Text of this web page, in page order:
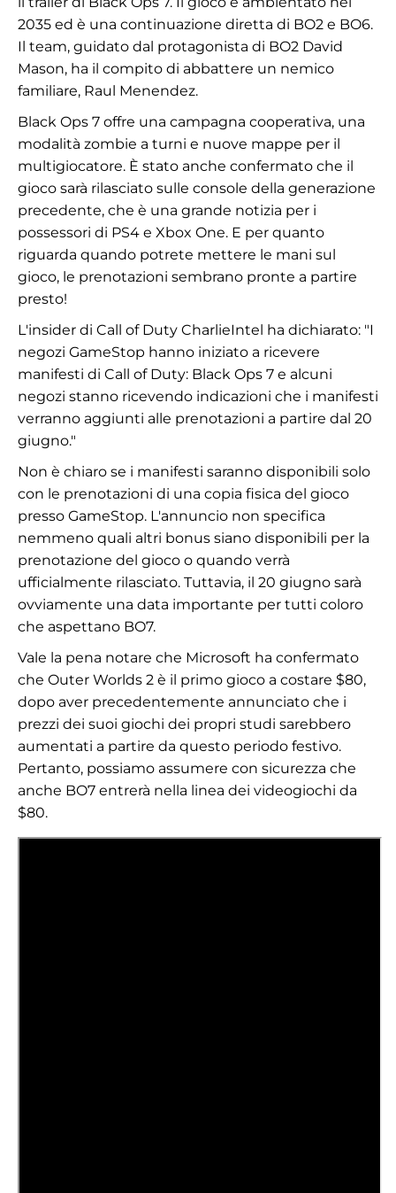
2035 ed è una continuazione diretta di BO2 e BO6.
Il team, guidato dal protagonista di BO2 David
Mason, ha il compito di abbattere un nemico
familiare, Raul Menendez.
Black Ops 7 offre una campagna cooperativa, una
modalità zombie a turni e nuove mappe per il
multigiocatore. È stato anche confermato che il
gioco sarà rilasciato sulle console della generazione
precedente, che è una grande notizia per i
possessori di PS4 e Xbox One. E per quanto
riguarda quando potrete mettere le mani sul
gioco, le prenotazioni sembrano pronte a partire
presto!
L'insider di Call of Duty CharlieIntel ha dichiarato: "I
negozi GameStop hanno iniziato a ricevere
manifesti di Call of Duty: Black Ops 7 e alcuni
negozi stanno ricevendo indicazioni che i manifesti
verranno aggiunti alle prenotazioni a partire dal 20
giugno."
Non è chiaro se i manifesti saranno disponibili solo
con le prenotazioni di una copia fisica del gioco
presso GameStop. L'annuncio non specifica
nemmeno quali altri bonus siano disponibili per la
prenotazione del gioco o quando verrà
ufficialmente rilasciato. Tuttavia, il 20 giugno sarà
ovviamente una data importante per tutti coloro
che aspettano BO7.
Vale la pena notare che Microsoft ha confermato
che Outer Worlds 2 è il primo gioco a costare $80,
dopo aver precedentemente annunciato che i
prezzi dei suoi giochi dei propri studi sarebbero
aumentati a partire da questo periodo festivo.
Pertanto, possiamo assumere con sicurezza che
anche BO7 entrerà nella linea dei videogiochi da
$80.